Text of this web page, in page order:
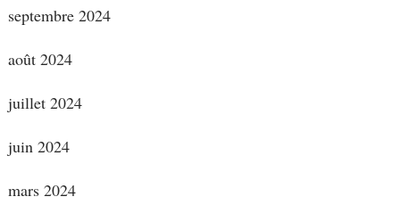
septembre 2024
août 2024
juillet 2024
juin 2024
mars 2024